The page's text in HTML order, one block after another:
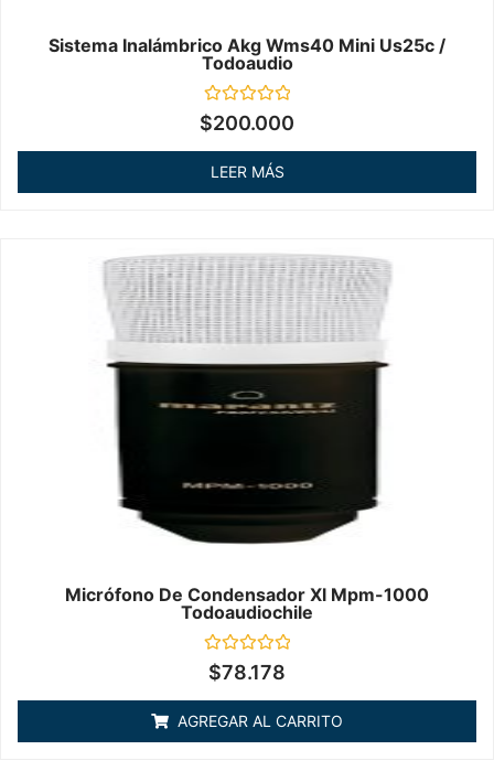
Sistema Inalámbrico Akg Wms40 Mini Us25c /
Todoaudio
Valorado
en
de
$200.000
LEER MÁS
Micrófono De Condensador Xl Mpm-1000
Todoaudiochile
Valorado
en
de
5
$78.178
AGREGAR AL CARRITO